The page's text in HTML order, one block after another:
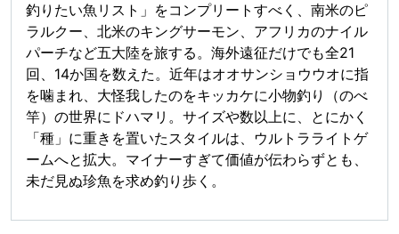
釣りたい魚リスト」をコンプリートすべく、南米のピ
ラルクー、北米のキングサーモン、アフリカのナイル
パーチなど五大陸を旅する。海外遠征だけでも全21
回、14か国を数えた。近年はオオサンショウウオに指
を噛まれ、大怪我したのをキッカケに小物釣り（のべ
竿）の世界にドハマリ。サイズや数以上に、とにかく
「種」に重きを置いたスタイルは、ウルトラライトゲ
ームへと拡大。マイナーすぎて価値が伝わらずとも、
未だ見ぬ珍魚を求め釣り歩く。